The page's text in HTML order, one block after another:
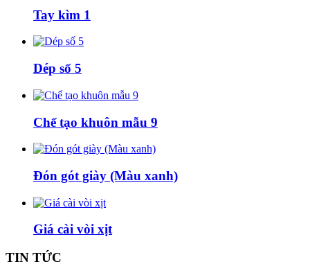
Tay kìm 1
Dép số 5
Chế tạo khuôn mẫu 9
Đón gót giày (Màu xanh)
Giá cài vòi xịt
TIN TỨC